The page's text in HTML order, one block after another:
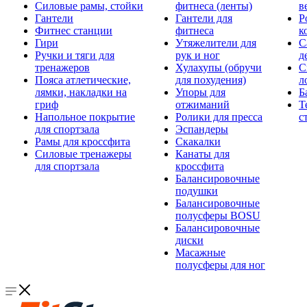
Силовые рамы, стойки
Гантели
Фитнес станции
Гири
Ручки и тяги для
тренажеров
Пояса атлетические,
лямки, накладки на
гриф
Напольное покрытие
для спортзала
Рамы для кроссфита
Силовые тренажеры
для спортзала
фитнеса (ленты)
Гантели для
фитнеса
Утяжелители для
рук и ног
Хулахупы (обручи
для похудения)
Упоры для
отжиманий
Ролики для пресса
Эспандеры
Скакалки
Канаты для
кроссфита
Балансировочные
подушки
Балансировочные
полусферы BOSU
Балансировочные
диски
Масажные
полусферы для ног